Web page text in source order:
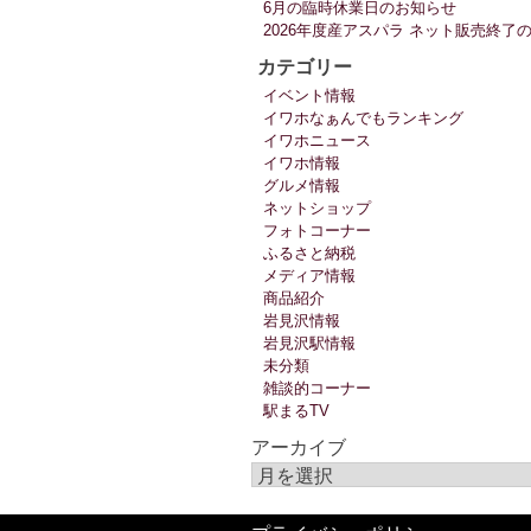
6月の臨時休業日のお知らせ
2026年度産アスパラ ネット販売終了
カテゴリー
イベント情報
イワホなぁんでもランキング
イワホニュース
イワホ情報
グルメ情報
ネットショップ
フォトコーナー
ふるさと納税
メディア情報
商品紹介
岩見沢情報
岩見沢駅情報
未分類
雑談的コーナー
駅まるTV
アーカイブ